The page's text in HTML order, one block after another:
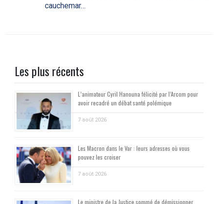
cauchemar…
Les plus récents
L’animateur Cyril Hanouna félicité par l’Arcom pour
avoir recadré un débat santé polémique
7 août 2026
Les Macron dans le Var : leurs adresses où vous
pouvez les croiser
7 août 2026
Le ministre de la Justice sommé de démissionner